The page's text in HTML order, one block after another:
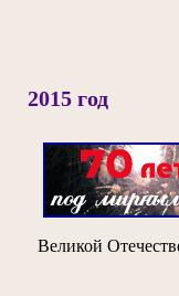
2015 год
Великой